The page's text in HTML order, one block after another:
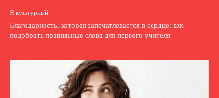
Я культурный
Благодарность, которая запечатлевается в сердце: как
подобрать правильные слова для первого учителя